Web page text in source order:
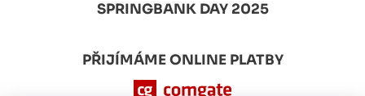
SPRINGBANK DAY 2025
PŘIJÍMÁME ONLINE PLATBY